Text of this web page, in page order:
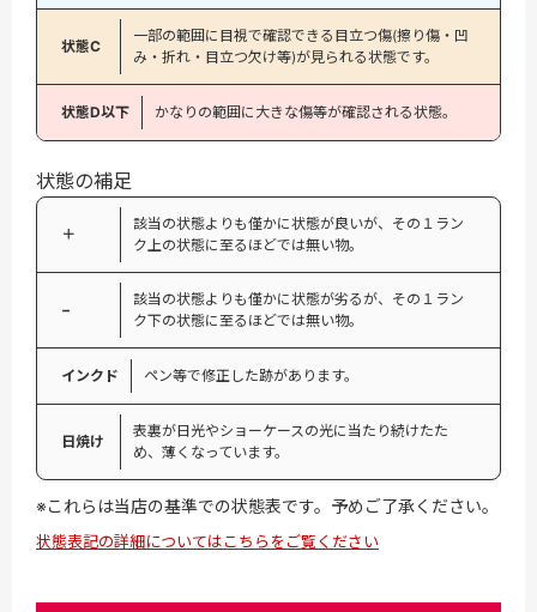
状態C
一部の範囲に目視で確認できる目立つ傷(擦り傷・凹
み・折れ・目立つ欠け等)が見られる状態です。
状態D以下 かなりの範囲に大きな傷等が確認される状態。
状態の補足
＋
該当の状態よりも僅かに状態が良いが、その１ラン
ク上の状態に至るほどでは無い物。
−
該当の状態よりも僅かに状態が劣るが、その１ラン
ク下の状態に至るほどでは無い物。
インクド ペン等で修正した跡があります。
日焼け
表裏が日光やショーケースの光に当たり続けたた
め、薄くなっています。
※これらは当店の基準での状態表です。予めご了承ください。
状態表記の詳細についてはこちらをご覧ください